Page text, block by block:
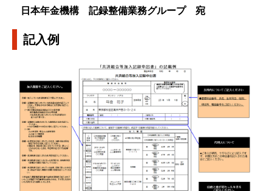
日本年金機構 記録整備業務グループ 宛
記入例